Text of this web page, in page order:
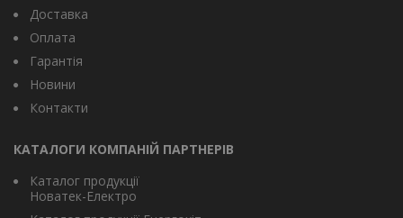
Доставка
Оплата
Гарантія
Новини
Контакти
КАТАЛОГИ КОМПАНІЙ ПАРТНЕРІВ
Каталог продукції
Новатек-Електро